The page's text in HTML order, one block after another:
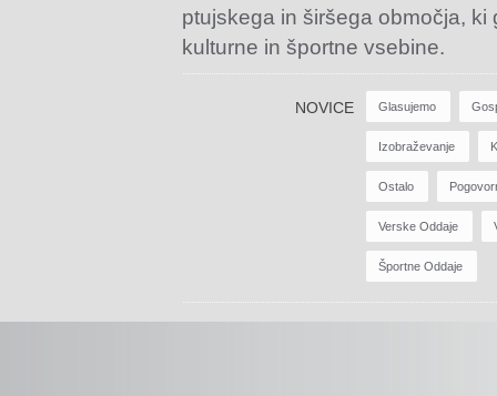
ptujskega in širšega območja,
kulturne in športne vsebine.
NOVICE Glasujemo
Izobraževanje
Ostalo
Verske Oddaje
Športne Oddaje